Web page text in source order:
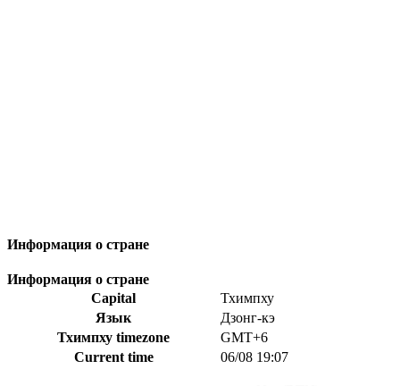
Информация о стране
Информация о стране
Capital
Тхимпху
Язык
Дзонг-кэ
Тхимпху timezone
GMT+6
Current time
06/08 19:07